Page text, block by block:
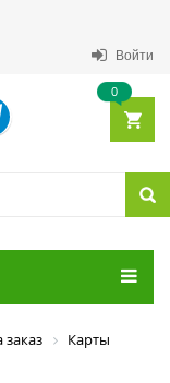
Войти
0
Карты